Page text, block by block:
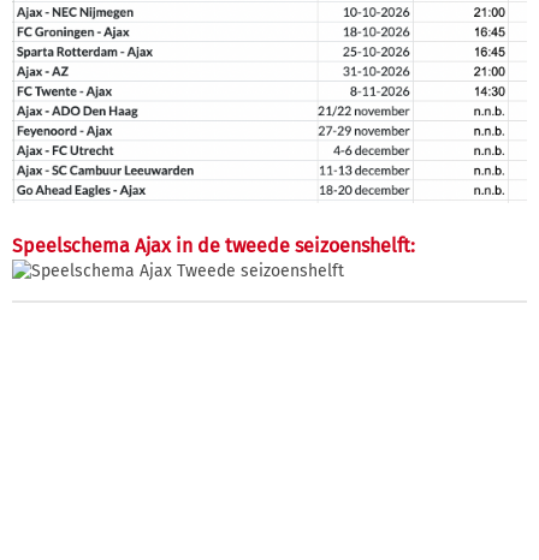
Speelschema Ajax in de tweede seizoenshelft: